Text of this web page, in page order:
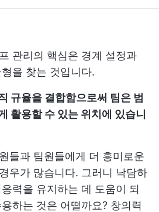
관리의 핵심은 경계 설정과
을 찾는 것입니다.
규율을 결합함으로써 팀은 범
활용할 수 있는 위치에 있습니
들과 팀원들에게 더 흥미로운
우가 많습니다. 그러니 낙담하
력을 유지하는 데 도움이 되
하는 것은 어떨까요? 창의력